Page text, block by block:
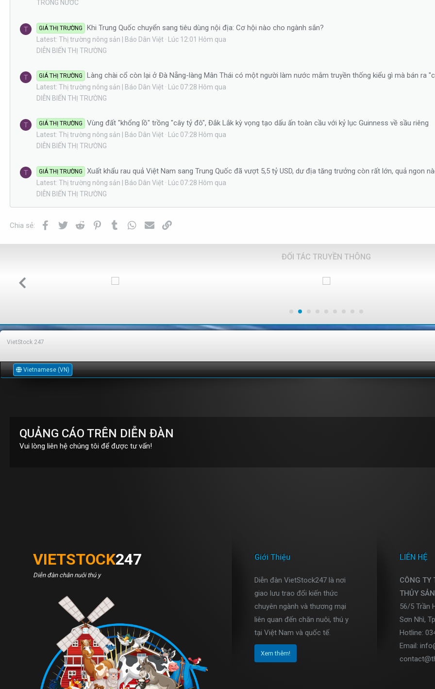
TRONG NƯỚC
T GIÁ THỊ TRƯỜNG Khi Trung Quốc chuyển sang tiêu dùng nội địa: Cơ hội nào cho ngành sắn?
Latest: Thị trường nông sản | Báo Dân Việt
Lúc 12:01 Hôm qua
DIỄN BIẾN THỊ TRƯỜNG
T GIÁ THỊ TRƯỜNG Làng chài cổ còn lại ở Đà Nẵng-làng Mân Thái có một người làm nước mắm truyền thống kiểu gì mà bán ra
Latest: Thị trường nông sản | Báo Dân Việt
Lúc 07:28 Hôm qua
DIỄN BIẾN THỊ TRƯỜNG
T GIÁ THỊ TRƯỜNG Vùng đất "khổng lồ" trồng "cây tỷ đô", Đắk Lắk kỳ vọng tạo dấu ấn toàn cầu với kỷ lục Guinness về sầu riêng
Latest: Thị trường nông sản | Báo Dân Việt
Lúc 07:28 Hôm qua
DIỄN BIẾN THỊ TRƯỜNG
T GIÁ THỊ TRƯỜNG Xuất khẩu rau quả Việt Nam sang Trung Quốc đã vượt 5,5 tỷ USD, dư địa tăng trưởng còn rất lớn, quả ngon
Latest: Thị trường nông sản | Báo Dân Việt
Lúc 07:28 Hôm qua
DIỄN BIẾN THỊ TRƯỜNG
Chia sẻ: Facebook
Twitter Reddit PinterestTumblr WhatsApp
Email
ĐỐI TÁC TRUYỀN THÔNG
VietStock 247
Vietnamese (VN)
QUẢNG CÁO TRÊN DIỄN ĐÀN
Vui lòng liên hệ chúng tôi để được tư vấn!
VIETSTOCK247
Diễn đàn chăn nuôi thú y
Giới Thiệu
Diễn đàn VietStock247 là nơi
giao lưu trao đổi kiến thức
chuyên ngành và thương mại
liên quan đến chăn nuôi, thú y
tại Việt Nam và quốc tế.
Xem thêm!
LIÊN HỆ
CÔNG TY
THỦY
56/5 Trần
Sơn Nhì,
Hotline:
Email: